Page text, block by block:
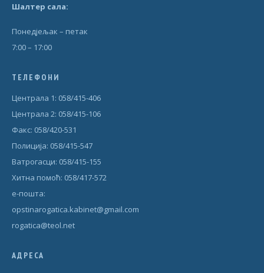
Шалтер сала:
Понедjељак – петак
7:00 – 17:00
ТЕЛЕФОНИ
Централа 1: 058/415-406
Централа 2: 058/415-106
Факс: 058/420-531
Полиција: 058/415-547
Ватрогасци: 058/415-155
Хитна помоћ: 058/417-572
е-пошта:
opstinarogatica.kabinet@gmail.com
rogatica@teol.net
АДРЕСА